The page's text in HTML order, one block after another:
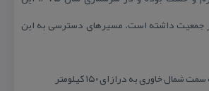
۲۹۵۴۵۶ نفر جمعیت داشته است. مسیرهای دسترسی به این
خاوری به درازای ۱۵۰ كیلومتر